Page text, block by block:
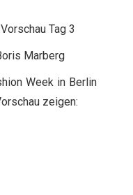
Tag 3
Marberg
Week in Berlin
zeigen: